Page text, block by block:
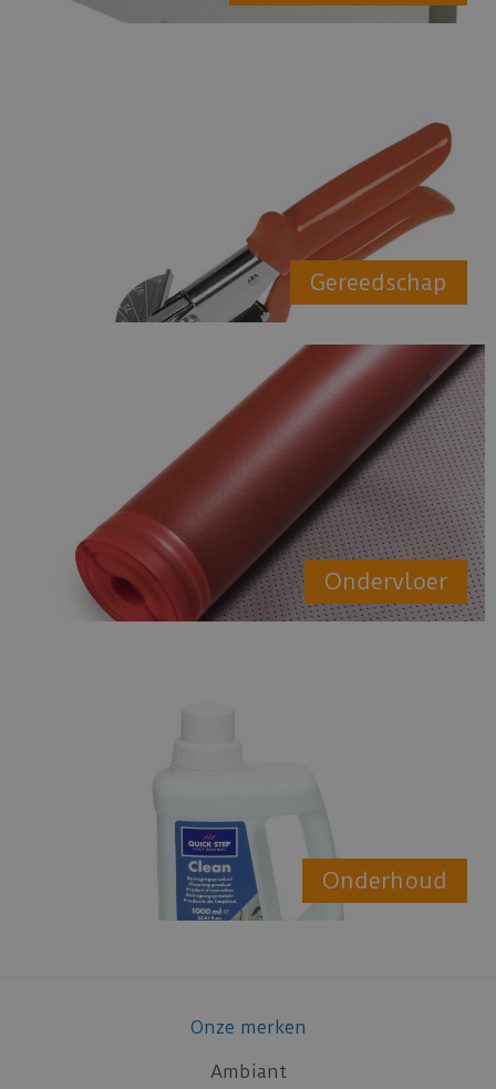
Gereedschap
Ondervloer
Onderhoud
Onze merken
Ambiant